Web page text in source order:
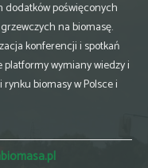
dodatków poświęconych
na biomasę.
konferencji i spotkań
wymiany wiedzy i
biomasy w Polsce i